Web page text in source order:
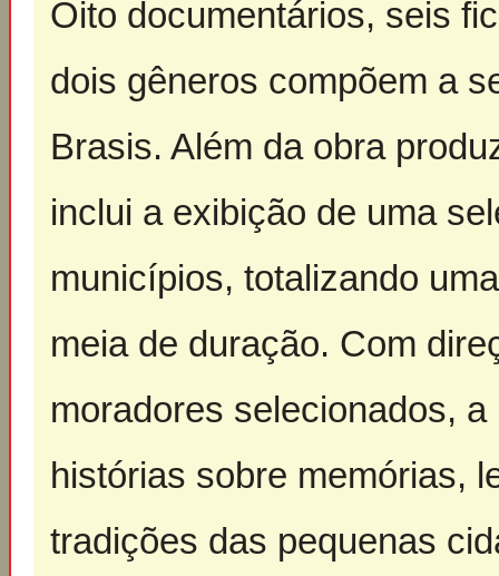
Oito documentários, seis
dois gêneros compõem a
Brasis. Além da obra
inclui a exibição de uma
municípios, totalizando
meia de duração. Com
moradores selecionados,
histórias sobre memórias,
tradições das pequenas